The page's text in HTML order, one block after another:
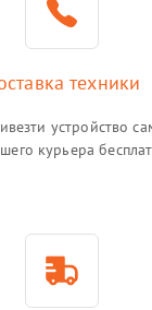
техники
устройство
курьера